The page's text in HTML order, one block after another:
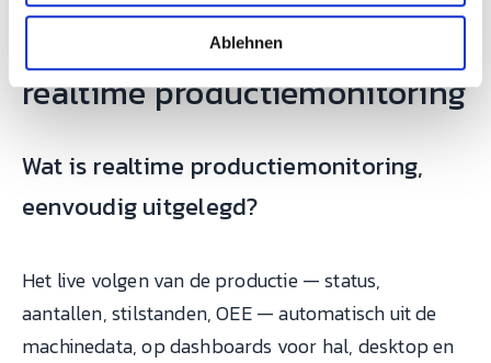
Ablehnen
Veelgestelde vragen over
realtime productiemonitoring
Wat is realtime productiemonitoring,
eenvoudig uitgelegd?
Het live volgen van de productie — status,
aantallen, stilstanden, OEE — automatisch uit de
machinedata, op dashboards voor hal, desktop en